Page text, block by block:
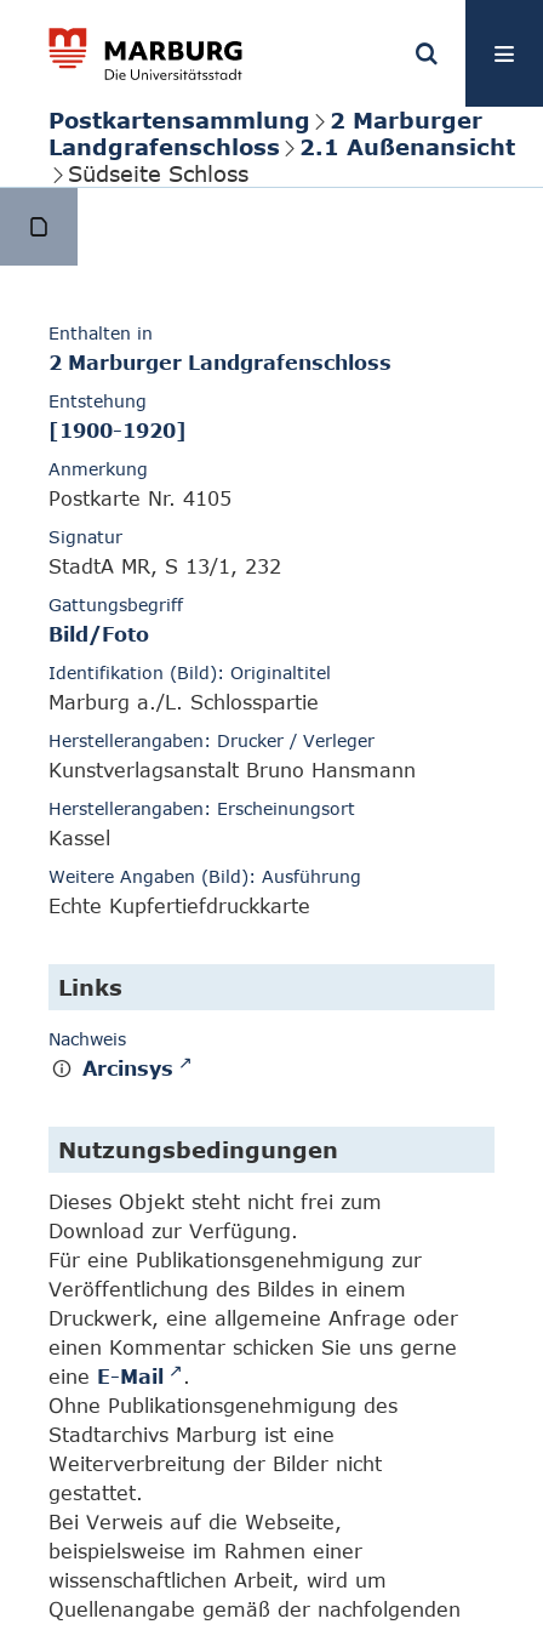
Postkartensammlung
2 Marburger
Landgrafenschloss
2.1 Außenansicht
Südseite Schloss
Enthalten in
2 Marburger Landgrafenschloss
Entstehung
[1900-1920]
Anmerkung
Postkarte Nr. 4105
Signatur
StadtA MR, S 13/1, 232
Gattungsbegriff
Bild/Foto
Identifikation (Bild): Originaltitel
Marburg a./L. Schlosspartie
Herstellerangaben: Drucker / Verleger
Kunstverlagsanstalt Bruno Hansmann
Herstellerangaben: Erscheinungsort
Kassel
Weitere Angaben (Bild): Ausführung
Echte Kupfertiefdruckkarte
Links
Nachweis
Arcinsys
Nutzungsbedingungen
Dieses Objekt steht nicht frei zum
Download zur Verfügung.
Für eine Publikationsgenehmigung zur
Veröffentlichung des Bildes in einem
Druckwerk, eine allgemeine Anfrage oder
einen Kommentar schicken Sie uns gerne
eine E-Mail
.
Ohne Publikationsgenehmigung des
Stadtarchivs Marburg ist eine
Weiterverbreitung der Bilder nicht
gestattet.
Bei Verweis auf die Webseite,
beispielsweise im Rahmen einer
wissenschaftlichen Arbeit, wird um
Quellenangabe gemäß der nachfolgenden